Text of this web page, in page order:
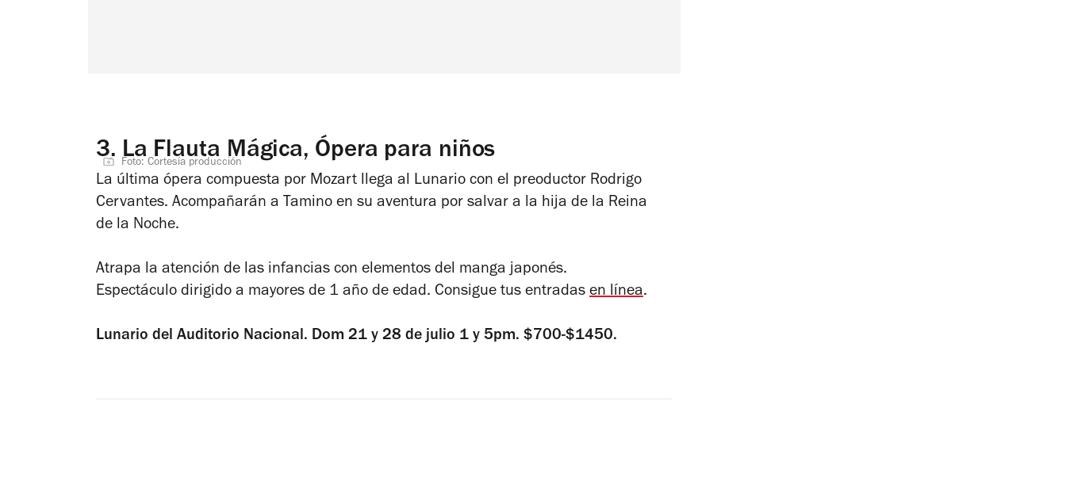
3. La Flauta Mágica, Ópera para niños
Foto: Cortesía producción
La última ópera compuesta por Mozart llega al Lunario con el preoductor Rodrigo
Cervantes. Acompañarán a Tamino en su aventura por salvar a la hija de la Reina
de la Noche.
Atrapa la atención de las infancias con elementos del manga japonés.
Espectáculo dirigido a mayores de 1 año de edad. Consigue tus entradas en línea.
Lunario del Auditorio Nacional. Dom 21 y 28 de julio 1 y 5pm. $700-$1450.